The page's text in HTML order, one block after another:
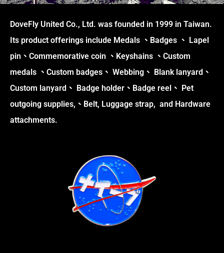
DoveFly United Co., Ltd. was founded in 1999 in Taiwan.
Its product offerings include Medals 、Badges 、 Lapel
pin、Commemorative coin 、Keyshains 、Custom
medals 、Custom badges、 Webbing、 Blank lanyard、
Custom lanyard、 Badge holder、Badge reel、 Pet
outgoing supplies,、Belt, Luggage strap, and Hardware
attachments.